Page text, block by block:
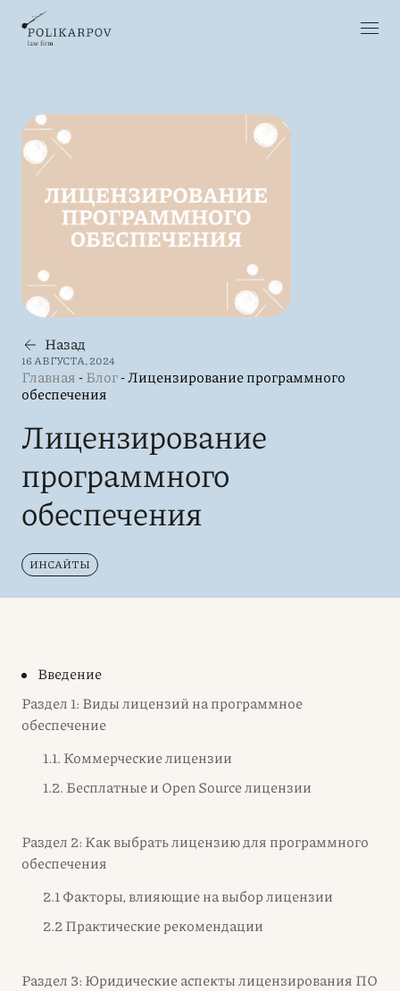
Назад
16 АВГУСТА, 2024
Главная-Блог-Лицензирование программного
обеспечения
Лицензирование
программного
обеспечения
ИНСАЙТЫ
Введение
Раздел 1: Виды лицензий на программное
обеспечение
1.1. Коммерческие лицензии
1.2. Бесплатные и Open Source лицензии
Раздел 2: Как выбрать лицензию для программного
обеспечения
2.1 Факторы, влияющие на выбор лицензии
2.2 Практические рекомендации
Раздел 3: Юридические аспекты лицензирования ПО